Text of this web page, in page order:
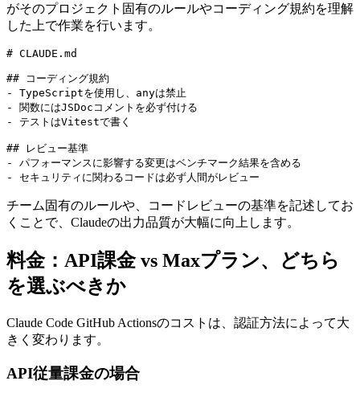
がそのプロジェクト固有のルールやコーディング規約を理解
した上で作業を行います。
# CLAUDE.md
## コーディング規約
- TypeScriptを使用し、anyは禁止
- 関数にはJSDocコメントを必ず付ける
- テストはVitestで書く
## レビュー基準
- パフォーマンスに影響する変更はベンチマーク結果を含める
- セキュリティに関わるコードは必ず人間がレビュー
チーム固有のルールや、コードレビューの基準を記述してお
くことで、Claudeの出力品質が大幅に向上します。
料金：API課金 vs Maxプラン、どちら
を選ぶべきか
Claude Code GitHub Actionsのコストは、認証方法によって大
きく変わります。
API従量課金の場合